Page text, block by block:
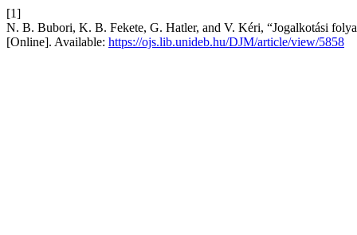
[1]
N. B. Bubori, K. B. Fekete, G. Hatler, and V. Kéri, “Jogalkotási
[Online]. Available: https://ojs.lib.unideb.hu/DJM/article/view/5858